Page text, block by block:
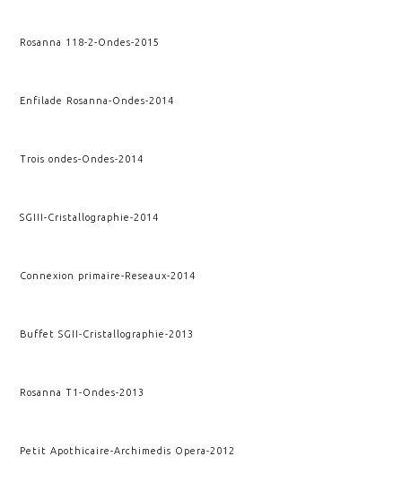
Rosanna 118-2-Ondes-2015
Enfilade Rosanna-Ondes-2014
Trois ondes-Ondes-2014
SGIII-Cristallographie-2014
Connexion primaire-Reseaux-2014
Buffet SGII-Cristallographie-2013
Rosanna T1-Ondes-2013
Petit Apothicaire-Archimedis Opera-2012